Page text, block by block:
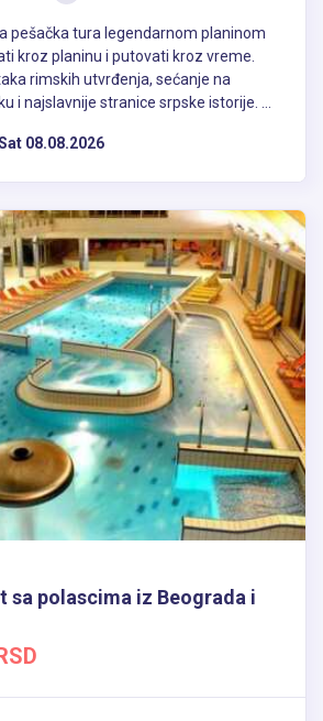
na rekama, biciklom, u autobusu ili
i mnoge tematske ture pa mogu posebno
kafane Beograda, skrivene lokacije ili kuće
pešačka tura legendarnom planinom
kroz planinu i putovati kroz vreme.
rimskih utvrđenja, sećanje na
i najslavnije stranice srpske istorije. ...
08.08.2026
sa polascima iz Beograda i